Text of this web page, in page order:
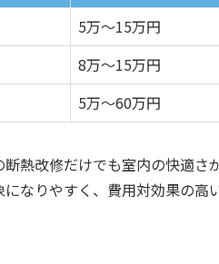
5万～15万円
8万～15万円
5万～60万円
熱改修だけでも室内の快適さ
なりやすく、費用対効果の高